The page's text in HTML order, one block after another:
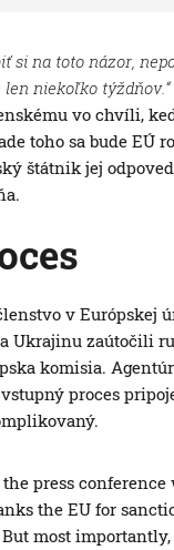
si na toto názor,
niekoľko týždňov.“
vo chvíli,
toho sa bude EÚ
štátnik jej
v Európskej
Ukrajinu zaútočili
komisia.
proces
press
the EU for
most